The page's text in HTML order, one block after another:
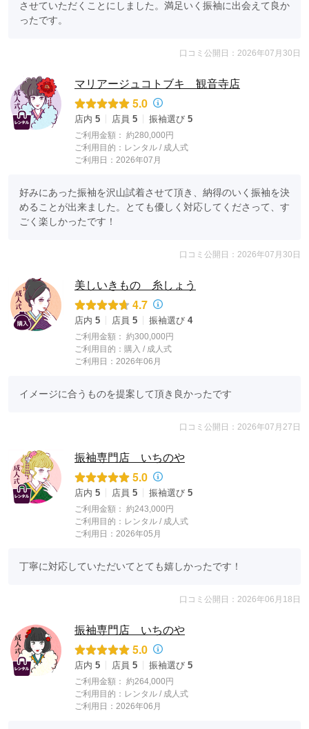
させていただくことにしました。満足いく振袖に出会えて良か
ったです。
口コミ公開日：2026年07月30日
マリアージュコトブキ 観音寺店
5.0
店内 5 店員 5 振袖選び 5
ご利用金額： 約280,000円
ご利用目的： レンタル / 成人式
ご利用日：2026年07月
好みにあった振袖を沢山試着させて頂き、納得のいく振袖を決
めることが出来ました。とても優しく対応してくださって、す
ごく楽しかったです！
口コミ公開日：2026年07月30日
美しいきもの 糸しょう
4.7
店内 5 店員 5 振袖選び 4
ご利用金額： 約300,000円
ご利用目的： 購入 / 成人式
ご利用日：2026年06月
イメージに合うものを提案して頂き良かったです
口コミ公開日：2026年07月27日
振袖専門店 いちのや
5.0
店内 5 店員 5 振袖選び 5
ご利用金額： 約243,000円
ご利用目的： レンタル / 成人式
ご利用日：2026年05月
丁寧に対応していただいてとても嬉しかったです！
口コミ公開日：2026年06月18日
振袖専門店 いちのや
5.0
店内 5 店員 5 振袖選び 5
ご利用金額： 約264,000円
ご利用目的： レンタル / 成人式
ご利用日：2026年06月